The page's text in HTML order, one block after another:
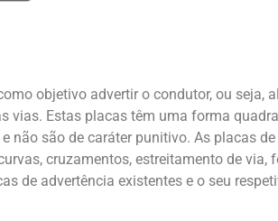
objetivo advertir o condutor, ou seja,
vias. Estas placas têm uma forma
não são de caráter punitivo. As placas
cruzamentos, estreitamento de via,
de advertência existentes e o seu